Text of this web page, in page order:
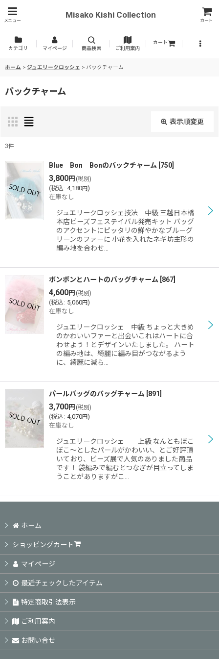
メニュー
Misako Kishi Collection
カート
カテゴリ マイページ 商品検索 ご利用案内
カート
ホーム > ジュエリークロッシェ > バックチャーム
バックチャーム
表示順変更
表示数
並び順:
絞り込む
3件
Blue Bon Bonのバックチャーム 750
3,800円 (税別)
(税込 : 4,180円)
在庫なし
ジュエリークロッシェ技法 中級 三越日本橋
本店ビーズフェステイバル発売キット バッグ
のアクセントにピッタリの鮮やかなブルーグ
リーンのファーに 小花を入れたネギ坊主形の
編み地を合わせ…
ボンボンとハートのバッグチャーム 867
4,600円 (税別)
(税込 : 5,060円)
在庫なし
ジュエリークロッシェ 中級 ちょっと大きめ
のかわいいファーと出会いこれはハートに合
わせよう！とデザインいたしました。 ハート
の編み地は、綺麗に編み目がつながるよう
に、綺麗に減ら…
パールバッグのバッグチャーム 891
3,700円 (税別)
(税込 : 4,070円)
在庫なし
ジュエリークロッシェ 上級 なんともぽこ
ぽこ〜としたパールがかわいい、とご好評頂
いており、ビーズ展で人気のありました商品
です！ 袋編みで編むとつなぎが目立ってしま
うことがありますがこ…
ホーム
ショッピングカート
マイページ
最近チェックしたアイテム
特定商取引法表示
ご利用案内
お問い合せ